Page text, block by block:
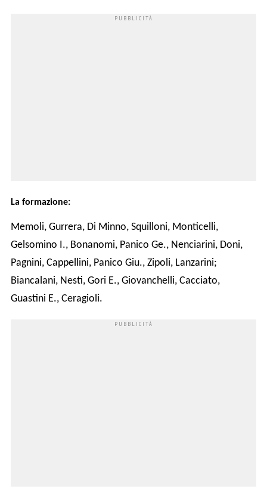
La formazione:
Memoli, Gurrera, Di Minno, Squilloni, Monticelli,
Gelsomino I., Bonanomi, Panico Ge., Nenciarini, Doni,
Pagnini, Cappellini, Panico Giu., Zipoli, Lanzarini;
Biancalani, Nesti, Gori E., Giovanchelli, Cacciato,
Guastini E., Ceragioli.